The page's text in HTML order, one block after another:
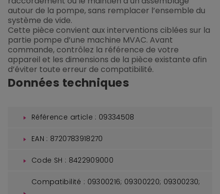
autour de la pompe, sans remplacer l’ensemble du
système de vide.
Cette pièce convient aux interventions ciblées sur la
partie pompe d’une machine MVAC. Avant
commande, contrôlez la référence de votre
appareil et les dimensions de la pièce existante afin
d’éviter toute erreur de compatibilité.
Données techniques
Référence article : 09334508
EAN : 8720783918270
Code SH : 8422909000
Compatibilité : 09300216; 09300220; 09300230;